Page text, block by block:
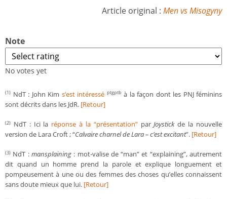
Article original : Men vs Misogyny
Note
No votes yet
(1) NdT : John Kim s’est intéressé ptgptb à la façon dont les PNJ féminins
sont décrits dans les JdR. [Retour]
(2) NdT : Ici la réponse à la “présentation”parJoystickde la nouvelle
version de Lara Croft ; “Calvaire charnel de Lara – c’est excitant”. [Retour]
(3) NdT : mansplaining: mot-valise de “man” et “explaining”, autrement
dit quand un homme prend la parole et explique longuement et
pompeusement à une ou des femmes des choses qu’elles connaissent
sans doute mieux que lui. [Retour]